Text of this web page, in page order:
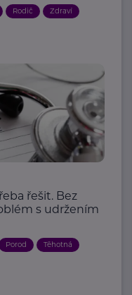
Rodič Zdraví
řešit. Bez
s udržením
Porod Těhotná